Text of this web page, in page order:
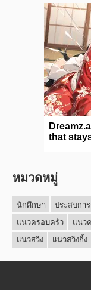
หมวดหมู่
นักศึกษา ประสบกา
แนวครอบครัว
แนว
แนวสวิง
แนวสวิงกิ้ง